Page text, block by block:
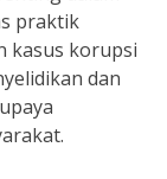
praktik
kasus korupsi
dan